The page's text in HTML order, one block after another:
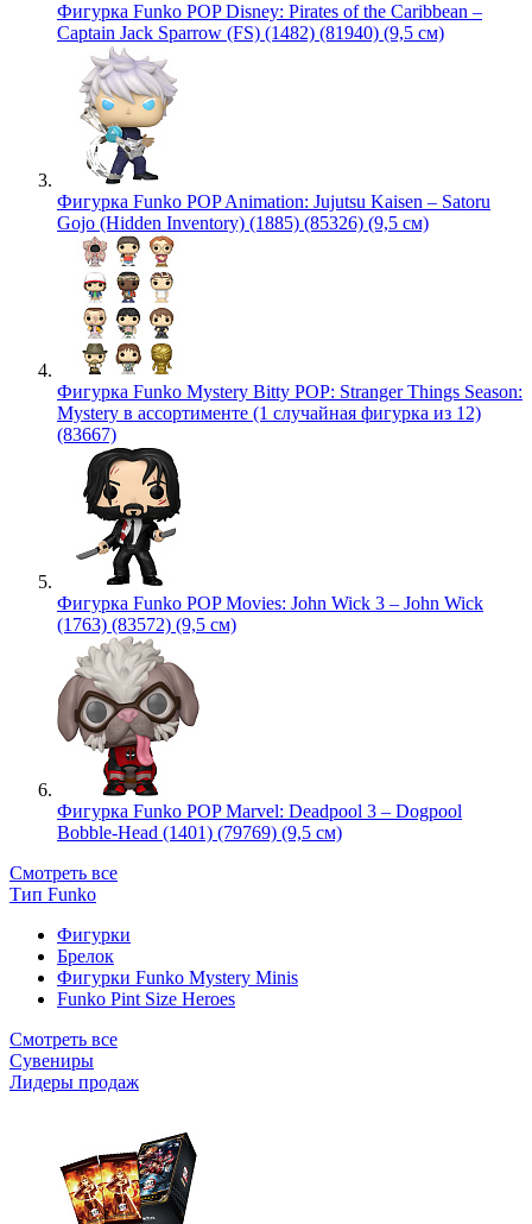
Фигурка Funko POP Disney: Pirates of the Caribbean –
Captain Jack Sparrow (FS) (1482) (81940) (9,5 см)
Фигурка Funko POP Animation: Jujutsu Kaisen – Satoru
Gojo (Hidden Inventory) (1885) (85326) (9,5 см)
Фигурка Funko Mystery Bitty POP: Stranger Things Season:
Mystery в ассортименте (1 случайная фигурка из 12)
(83667)
Фигурка Funko POP Movies: John Wick 3 – John Wick
(1763) (83572) (9,5 см)
Фигурка Funko POP Marvel: Deadpool 3 – Dogpool
Bobble-Head (1401) (79769) (9,5 см)
Смотреть все
Тип Funko
Фигурки
Брелок
Фигурки Funko Mystery Minis
Funko Pint Size Heroes
Смотреть все
Сувениры
Лидеры продаж